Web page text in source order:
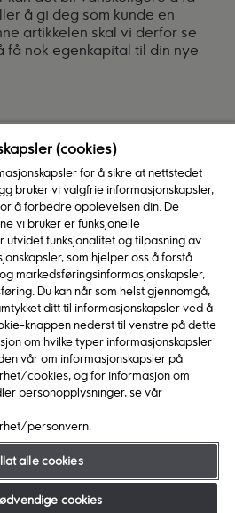
å gi deg som kunde en
artikkelen skal vi derfor se
få nok egenkapital til din nye
lengre periode
periode kan faktisk gi deg
boliglån. På denne måten
alltid har betalt inn leien før
legge frem et budsjett
samt med alle utgifter og
og budsjettet ditt tåler
områder
du skal opparbeide deg nok
Dette er også en grunn til at et
ikke er en god idé da det
et boliglån enn et forbrukslån.
på å ta opp et forbrukslån
(cookies)
for å sikre at nettstedet
bruker vi valgfrie informasjonskapsler,
å forbedre opplevelsen din. De
vi bruker er funksjonelle
utvidet funksjonalitet og tilpasning av
som hjelper oss å forstå
markedsføringsinformasjonskapsler,
Du kan når som helst gjennomgå,
ditt til informasjonskapsler ved å
knappen nederst til venstre på dette
om hvilke typer informasjonskapsler
vår om informasjonskapsler på
cookies, og for informasjon om
personopplysninger, se vår
personvern.
alle cookies
cookies